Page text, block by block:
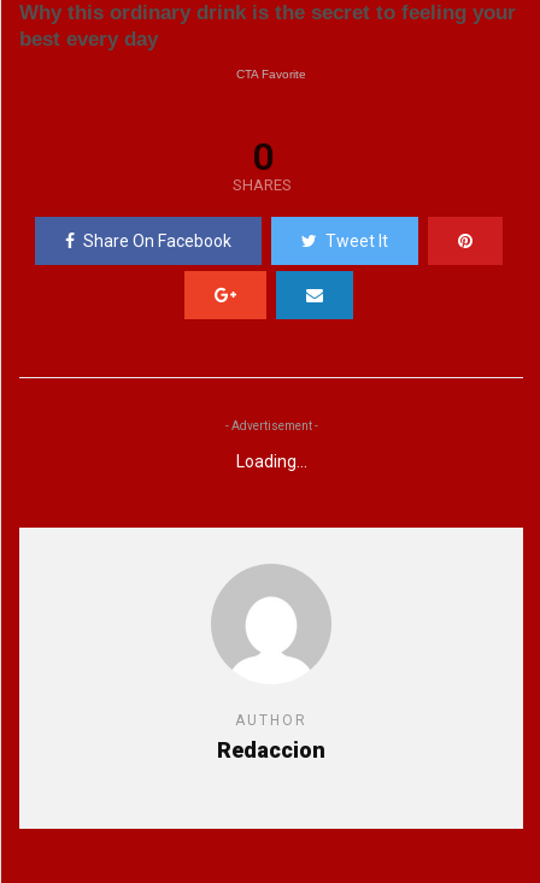
0
SHARES
Share On Facebook Tweet It
- Advertisement -
Loading...
AUTHOR
Redaccion